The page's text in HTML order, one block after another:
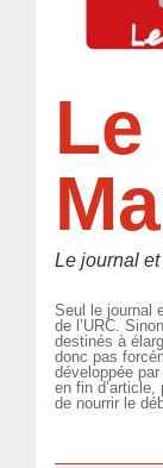
Le
Le journal
Seul le journal
de l’URC.
destinés à
donc pas
développée
en fin
de nourrir le